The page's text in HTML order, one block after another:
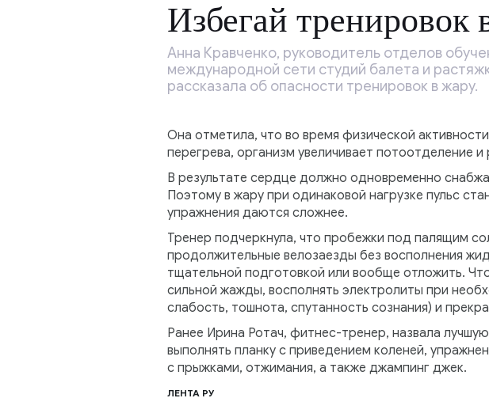
Избегай тренировок
Анна Кравченко, руководитель отделов
международной сети студий балета и
рассказала об опасности тренировок в жару.
Она отметила, что во время физической
перегрева, организм увеличивает потоотделение
В результате сердце должно одновременно
Поэтому в жару при одинаковой нагрузке пульс
упражнения даются сложнее.
Тренер подчеркнула, что пробежки под палящим
продолжительные велозаезды без восполнения
тщательной подготовкой или вообще отложить.
сильной жажды, восполнять электролиты при
слабость, тошнота, спутанность сознания) и
Ранее Ирина Ротач, фитнес-тренер, назвала
выполнять планку с приведением коленей,
с прыжками, отжимания, а также джампинг джек.
ЛЕНТА РУ